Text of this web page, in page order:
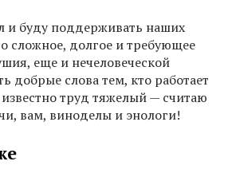
и буду поддерживать наших
сложное, долгое и требующее
еще и нечеловеческой
добрые слова тем, кто работает
известно труд тяжелый — считаю
вам, виноделы и энологи!